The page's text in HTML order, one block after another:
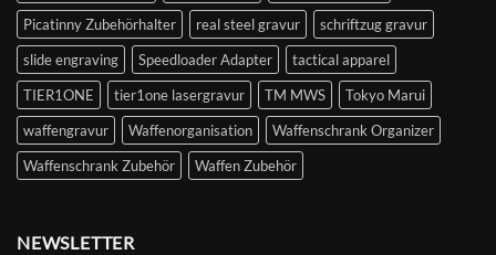
Picatinny Zubehörhalter
real steel gravur
schriftzug gravur
slide engraving
Speedloader Adapter
tactical apparel
TIER1ONE
tier1one lasergravur TM MWS
Tokyo Marui
waffengravur
Waffenorganisation
Waffenschrank Organizer
Waffenschrank Zubehör
Waffen Zubehör
NEWSLETTER